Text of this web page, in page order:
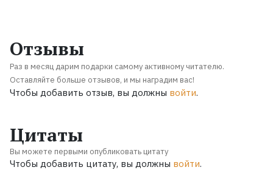
Отзывы
Раз в месяц дарим подарки самому активному читателю.
Оставляйте больше отзывов, и мы наградим вас!
Чтобы добавить отзыв, вы должны войти.
Цитаты
Вы можете первыми опубликовать цитату
Чтобы добавить цитату, вы должны войти.